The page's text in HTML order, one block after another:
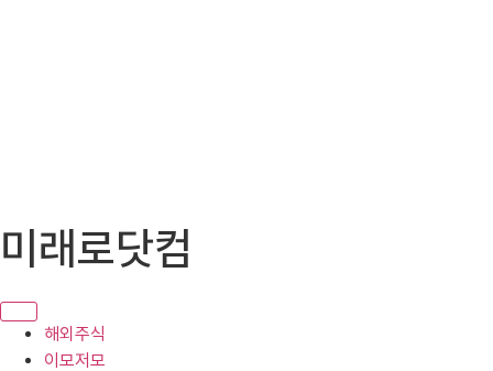
텐
로
미래로닷컴
해외주식
이모저모